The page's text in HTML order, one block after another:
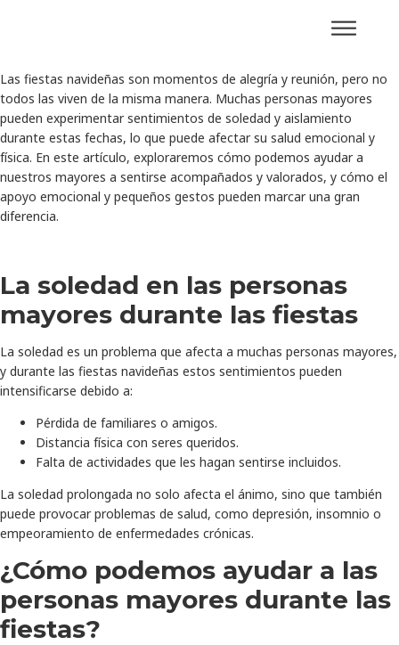
Las fiestas navideñas son momentos de alegría y reunión, pero no
todos las viven de la misma manera. Muchas personas mayores
pueden experimentar sentimientos de soledad y aislamiento
durante estas fechas, lo que puede afectar su salud emocional y
física. En este artículo, exploraremos cómo podemos ayudar a
nuestros mayores a sentirse acompañados y valorados, y cómo el
apoyo emocional y pequeños gestos pueden marcar una gran
diferencia.
La soledad en las personas
mayores durante las fiestas
La soledad es un problema que afecta a muchas personas mayores,
y durante las fiestas navideñas estos sentimientos pueden
intensificarse debido a:
Pérdida de familiares o amigos.
Distancia física con seres queridos.
Falta de actividades que les hagan sentirse incluidos.
La soledad prolongada no solo afecta el ánimo, sino que también
puede provocar problemas de salud, como depresión, insomnio o
empeoramiento de enfermedades crónicas.
¿Cómo podemos ayudar a las
personas mayores durante las
fiestas?